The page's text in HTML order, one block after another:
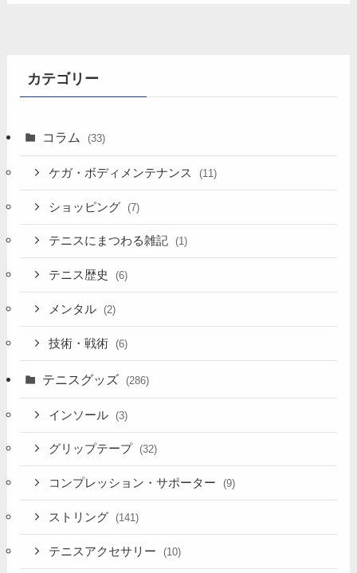
カテゴリー
コラム (33)
ケガ・ボディメンテナンス (11)
ショッピング (7)
テニスにまつわる雑記 (1)
テニス歴史 (6)
メンタル (2)
技術・戦術 (6)
テニスグッズ (286)
インソール (3)
グリップテープ (32)
コンプレッション・サポーター (9)
ストリング (141)
テニスアクセサリー (10)